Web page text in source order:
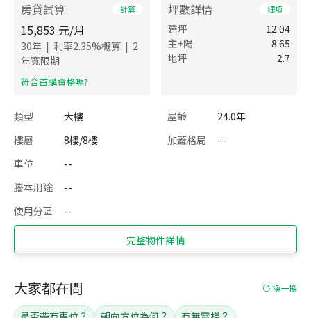
房貸試算 計算
15,853 元/月
30年 | 利率2.35%概算 | 2
年寬限期
​符合首購資格嗎?
坪數詳情 細項
建坪
12.04
主+陽
8.65
地坪
2.7
類型 大樓 屋齡
24.0年
樓層
8樓/8樓 加蓋格局
--
車位
--
謄本用途
--
使用分區
--
完整物件詳情
大家都在問 換一換